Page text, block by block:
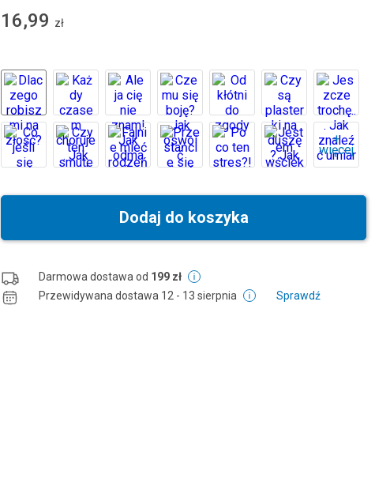
16,99 zł
+
więcej
Dodaj do koszyka
Darmowa dostawa od 199 zł
Przewidywana dostawa 12 - 13 sierpnia Sprawdź